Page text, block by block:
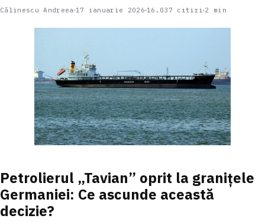
Călinescu Andreea 17 ianuarie 2026 16.037 citiri 2 min
Petrolierul „Tavian” oprit la granițele
Germaniei: Ce ascunde această
decizie?